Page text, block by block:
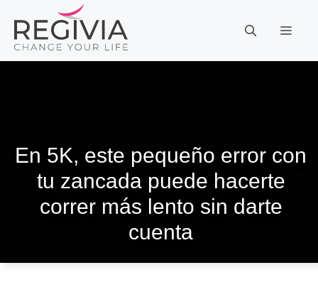
contenido
En 5K, este pequeño error con
tu zancada puede hacerte
correr más lento sin darte
cuenta